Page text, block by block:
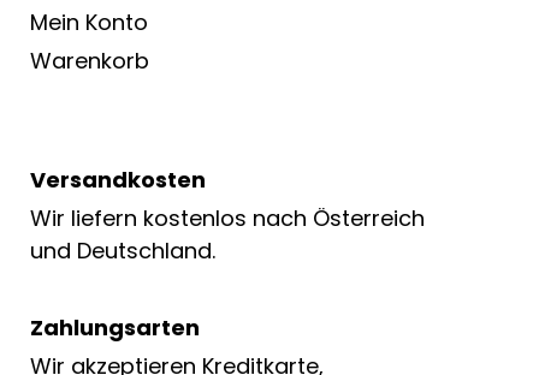
Mein Konto
Warenkorb
Versandkosten
Wir liefern kostenlos nach Österreich
und Deutschland.
Zahlungsarten
Wir akzeptieren Kreditkarte,